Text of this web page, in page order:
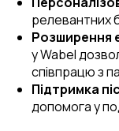
релевантних
Розширення
у Wabel
співпрацю з
Підтримка
допомога у